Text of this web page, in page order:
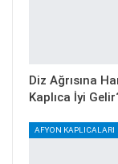
Diz Ağrısına
Kaplıca İyi
AFYON KAPLICALARI